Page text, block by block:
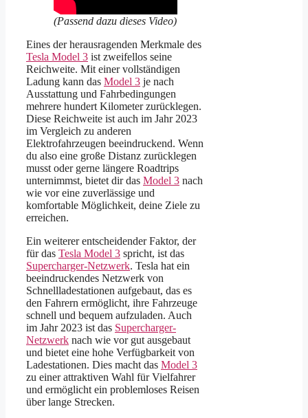
(Passend dazu dieses Video)
Eines der herausragenden Merkmale des
Tesla Model 3 ist zweifellos seine
Reichweite. Mit einer vollständigen
Ladung kann das Model 3 je nach
Ausstattung und Fahrbedingungen
mehrere hundert Kilometer zurücklegen.
Diese Reichweite ist auch im Jahr 2023
im Vergleich zu anderen
Elektrofahrzeugen beeindruckend. Wenn
du also eine große Distanz zurücklegen
musst oder gerne längere Roadtrips
unternimmst, bietet dir das Model 3 nach
wie vor eine zuverlässige und
komfortable Möglichkeit, deine Ziele zu
erreichen.
Ein weiterer entscheidender Faktor, der
für das Tesla Model 3 spricht, ist das
Supercharger-Netzwerk. Tesla hat ein
beeindruckendes Netzwerk von
Schnellladestationen aufgebaut, das es
den Fahrern ermöglicht, ihre Fahrzeuge
schnell und bequem aufzuladen. Auch
im Jahr 2023 ist das Supercharger-
Netzwerk nach wie vor gut ausgebaut
und bietet eine hohe Verfügbarkeit von
Ladestationen. Dies macht das Model 3
zu einer attraktiven Wahl für Vielfahrer
und ermöglicht ein problemloses Reisen
über lange Strecken.